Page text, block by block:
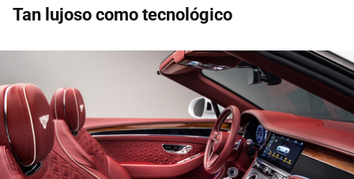
Tan lujoso como tecnológico